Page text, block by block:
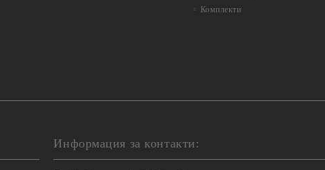
Комплекти
Информация за контакти: